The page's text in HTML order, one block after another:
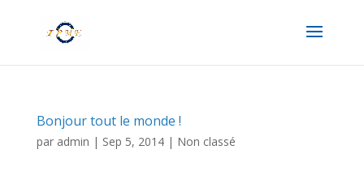
Bonjour tout le monde !
par admin | Sep 5, 2014| Non classé